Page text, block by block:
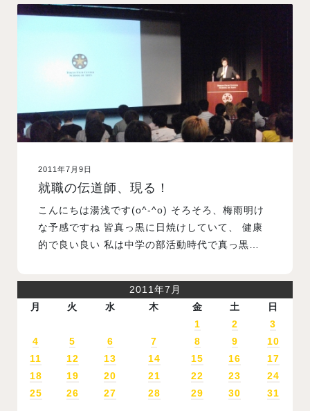
就職・デビュー
オープンキャンパス
訪問者別メニュー
2011年7月9日
就職の伝道師、現る！
こんにちは湯浅です(o^-^o) そろそろ、梅雨明け
な予感ですね 皆真っ黒に日焼けしていて、 健康
的で良い良い 私は中学の部活動時代で真っ黒…
2011年7月
月
火 水 木 金 土 日
1 2
3
4
5 6 7 8 9
10
11
12 13 14 15 16
17
18
19 20 21 22 23
24
25
26 27 28 29 30 31